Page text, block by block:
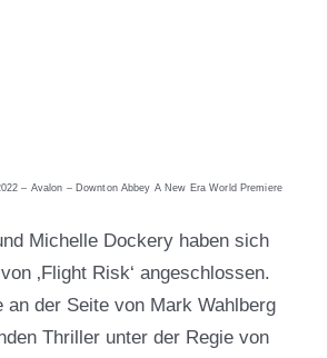
– Avalon – Downton Abbey A New Era World Premiere
Michelle Dockery haben sich
‚Flight Risk‘ angeschlossen.
an der Seite von Mark Wahlberg
Thriller unter der Regie von